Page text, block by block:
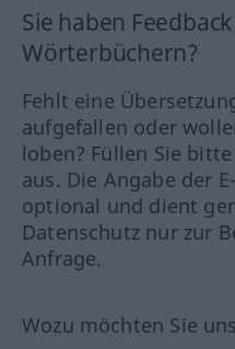
Sie haben
Wörterbüchern?
Fehlt eine
aufgefallen oder
loben? Füllen Sie
aus. Die Angabe der
optional und dient
Datenschutz nur zur
Anfrage.
Wozu möchten Sie